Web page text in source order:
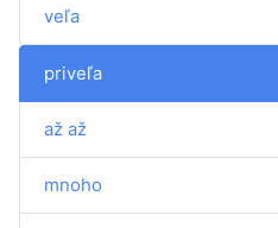
veľa
priveľa
až až
mnoho